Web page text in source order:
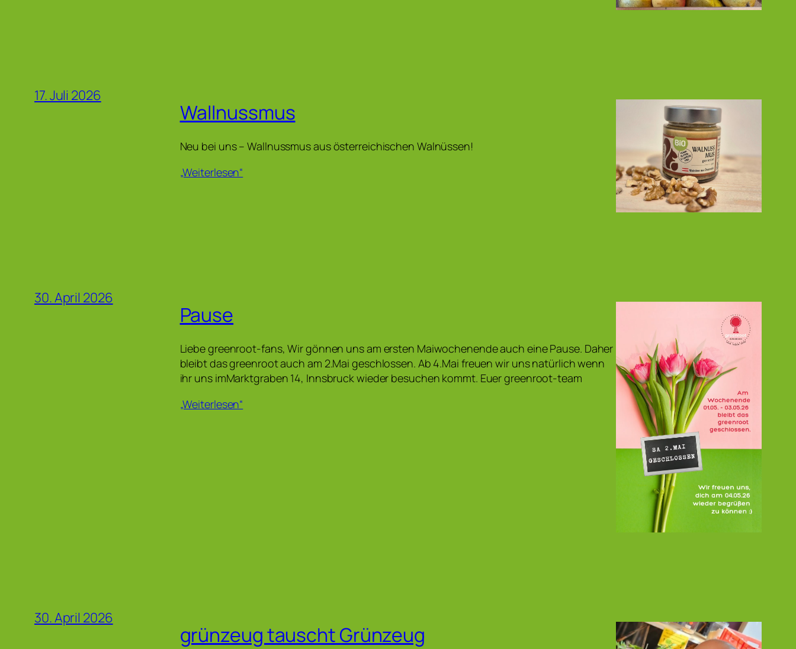
17. Juli 2026
Wallnussmus
Neu bei uns – Wallnussmus aus österreichischen Walnüssen!
„Weiterlesen“
30. April 2026
Pause
Liebe greenroot-fans, Wir gönnen uns am ersten Maiwochenende auch eine Pause. Daher
bleibt das greenroot auch am 2.Mai geschlossen. Ab 4.Mai freuen wir uns natürlich wenn
ihr uns imMarktgraben 14, Innsbruck wieder besuchen kommt. Euer greenroot-team
„Weiterlesen“
30. April 2026
grünzeug tauscht Grünzeug